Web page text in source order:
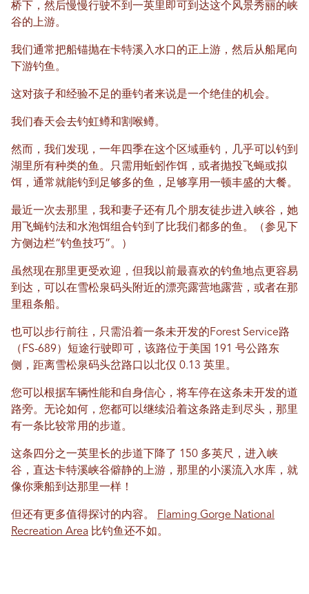
桥下，然后慢慢行驶不到一英里即可到达这个风景秀丽的峡
谷的上游。
我们通常把船锚抛在卡特溪入水口的正上游，然后从船尾向
下游钓鱼。
这对孩子和经验不足的垂钓者来说是一个绝佳的机会。
我们春天会去钓虹鳟和割喉鳟。
然而，我们发现，一年四季在这个区域垂钓，几乎可以钓到
湖里所有种类的鱼。只需用蚯蚓作饵，或者抛投飞蝇或拟
饵，通常就能钓到足够多的鱼，足够享用一顿丰盛的大餐。
最近一次去那里，我和妻子还有几个朋友徒步进入峡谷，她
用飞蝇钓法和水泡饵组合钓到了比我们都多的鱼。（参见下
方侧边栏“钓鱼技巧”。）
虽然现在那里更受欢迎，但我以前最喜欢的钓鱼地点更容易
到达，可以在雪松泉码头附近的漂亮露营地露营，或者在那
里租条船。
也可以步行前往，只需沿着一条未开发的Forest Service路
（FS-689）短途行驶即可，该路位于美国 191 号公路东
侧，距离雪松泉码头岔路口以北仅 0.13 英里。
您可以根据车辆性能和自身信心，将车停在这条未开发的道
路旁。无论如何，您都可以继续沿着这条路走到尽头，那里
有一条比较常用的步道。
这条四分之一英里长的步道下降了 150 多英尺，进入峡
谷，直达卡特溪峡谷僻静的上游，那里的小溪流入水库，就
像你乘船到达那里一样！
但还有更多值得探讨的内容。
Flaming Gorge National
Recreation Area 比钓鱼还不如。